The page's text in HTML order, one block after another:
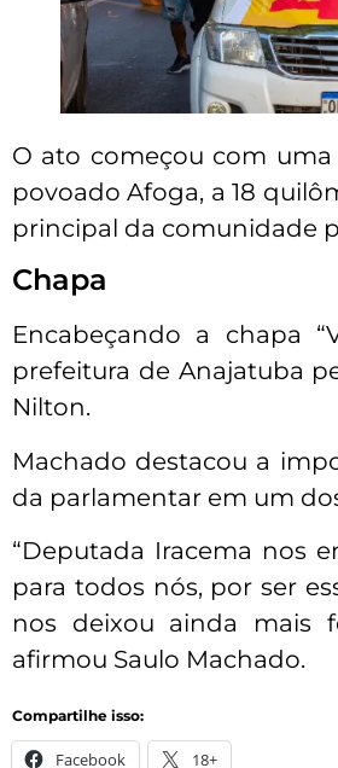
O ato começou com
povoado Afoga, a 18
principal da comunidade
Chapa
Encabeçando a chapa
prefeitura de Anajatuba
Nilton.
Machado destacou a
da parlamentar em um
“Deputada Iracema nos
para todos nós, por ser
nos deixou ainda mais
afirmou Saulo Machado.
Compartilhe isso:
Facebook 18+